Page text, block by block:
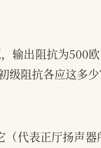
输出阻抗为500
级阻抗各应这多少
代表正厅扬声